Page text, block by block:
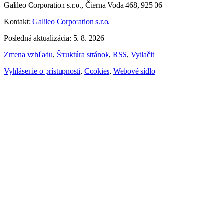
Galileo Corporation s.r.o., Čierna Voda 468, 925 06
Kontakt: Galileo Corporation s.r.o.
Posledná aktualizácia: 5. 8. 2026
Zmena vzhľadu, Štruktúra stránok, RSS, Vytlačiť
Vyhlásenie o prístupnosti, Cookies, Webové sídlo